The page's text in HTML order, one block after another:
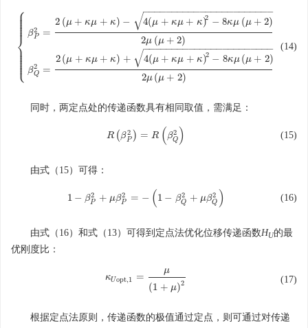
⎧
⎩
⎨
⎪
⎪
⎪⎪⎪⎪⎪
⎪
⎪⎪⎪⎪⎪⎪
β2
P =
2 (μ + κμ + κ) − 4(μ + κμ + κ)2 − 8κμ (μ + 2)
− −
−−−−−−−−−−−−−−−−−−−−−
√
2μ (μ + 2)
β2
Q =
2(μ + κμ + κ) + 4(μ + κμ + κ)2 − 8κμ (μ + 2)
− −
−−−−−−−−−−−−−−−−−−−−−
√
2μ (μ + 2)
{β −8κμ(μ+2)2μ(μ+2)βQ2=2(μ+κμ+κ )+4(μ
(14)
同时，两定点处的传递函数具有相同取值，需满足：
R ( β2
P ) = R ( β2
Q )
R (βP 2 )= R(β Q2) (15)
由式（15）可得：
1 − β2
P + μβ2
P = − (1 − β2
Q + μβ2
Q )
1−β P2 +μβP 2= −( 1 −β Q 2+μ βQ 2) (16)
由式（16）和式（13）可得到定点法优化位移传递函数HU的最
优刚度比：
κUopt,1 =
μ
(1 + μ)2
κUo p ,1= μ(1+μ)2 (17)
根据定点法原则，传递函数的极值通过定点，则可通过对传递